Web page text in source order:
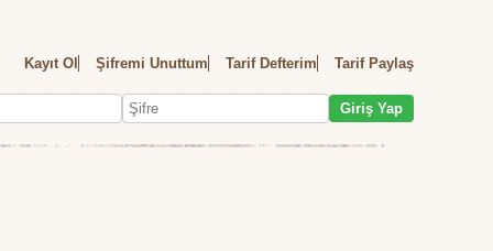
Kayıt Ol Şifremi Unuttum Tarif Defterim Tarif Paylaş
Giriş Yap